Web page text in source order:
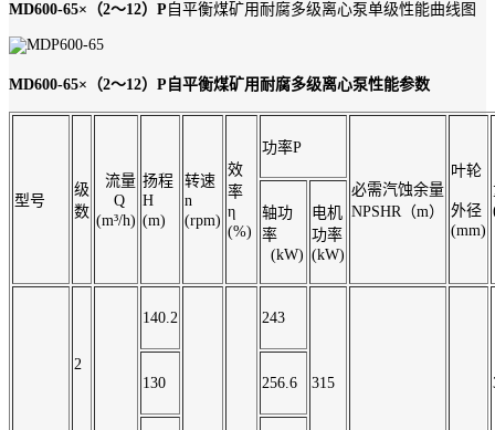
MD600-65×（2～12）P 自平衡煤矿用耐腐多级离心泵单级性能曲线图
MD600-65×（2～12）P 自平衡煤矿用耐腐多级离心泵性能参数
型号
级
数
流量
Q
(m³/h)
扬程
H
(m)
转速
n
(rpm)
效
率
η
(%)
功率P
必需汽蚀余量
NPSHR（m）
叶轮
外径
(mm)
轴功
率
(kW)
电机
功率
(kW)
2
140.2 243
315
130 256.6